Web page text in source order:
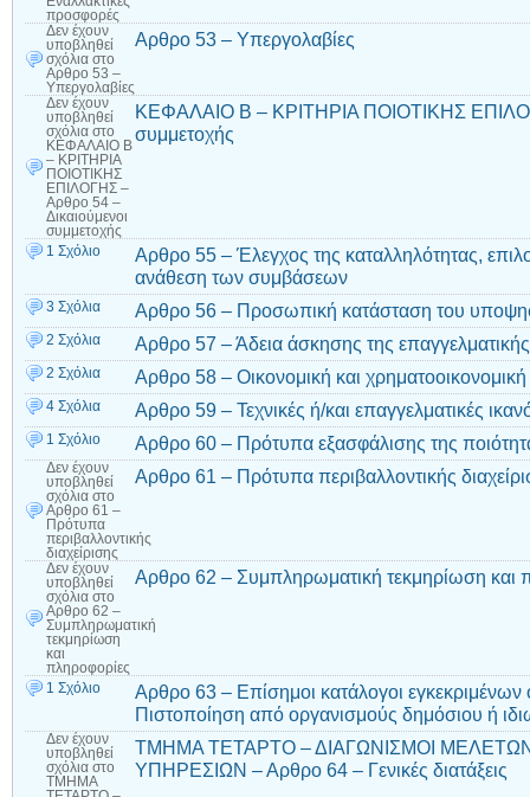
προσφορές
Δεν έχουν
υποβληθεί
σχόλια στο
Αρθρο 53 –
Υπεργολαβίες
Αρθρο 53 – Υπεργολαβίες
Δεν έχουν
υποβληθεί
σχόλια στο
ΚΕΦΑΛΑΙΟ Β
– ΚΡΙΤΗΡΙΑ
ΠΟΙΟΤΙΚΗΣ
ΕΠΙΛΟΓΗΣ –
Αρθρο 54 –
Δικαιούμενοι
συμμετοχής
ΚΕΦΑΛΑΙΟ Β – ΚΡΙΤΗΡΙΑ ΠΟΙΟΤΙΚΗΣ
συμμετοχής
1 Σχόλιο
Αρθρο 55 – Έλεγχος της καταλληλότητας,
ανάθεση των συμβάσεων
3 Σχόλια Αρθρο 56 – Προσωπική κατάσταση του
2 Σχόλια Αρθρο 57 – Άδεια άσκησης της
2 Σχόλια Αρθρο 58 – Οικονομική και
4 Σχόλια Αρθρο 59 – Τεχνικές ή/και επαγγελματικές
1 Σχόλιο Αρθρο 60 – Πρότυπα εξασφάλισης της
Δεν έχουν
υποβληθεί
σχόλια στο
Αρθρο 61 –
Πρότυπα
περιβαλλοντικής
διαχείρισης
Αρθρο 61 – Πρότυπα περιβαλλοντικής
Δεν έχουν
υποβληθεί
σχόλια στο
Αρθρο 62 –
Συμπληρωματική
τεκμηρίωση
και
πληροφορίες
Αρθρο 62 – Συμπληρωματική τεκμηρίωση και
1 Σχόλιο
Αρθρο 63 – Επίσημοι κατάλογοι
Πιστοποίηση από οργανισμούς δημόσιου ή
Δεν έχουν
υποβληθεί
σχόλια στο
ΤΜΗΜΑ
ΤΜΗΜΑ ΤΕΤΑΡΤΟ – ΔΙΑΓΩΝΙΣΜΟΙ
ΥΠΗΡΕΣΙΩΝ – Αρθρο 64 – Γενικές διατάξεις